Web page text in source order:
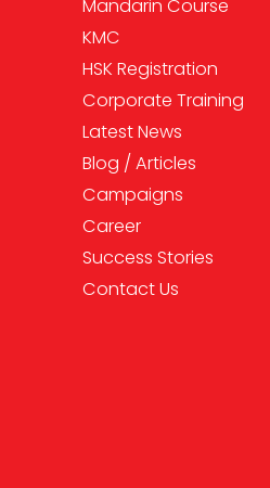
Mandarin Course
KMC
HSK Registration
Corporate Training
Latest News
Blog / Articles
Campaigns
Career
Success Stories
Contact Us